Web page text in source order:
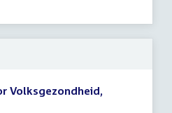
Volksgezondheid,